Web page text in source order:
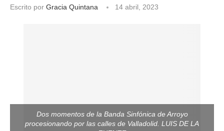
Escrito por Gracia Quintana 14 abril, 2023
Dos momentos de la Banda Sinfónica de Arroyo
procesionando por las calles de Valladolid. LUIS DE LA